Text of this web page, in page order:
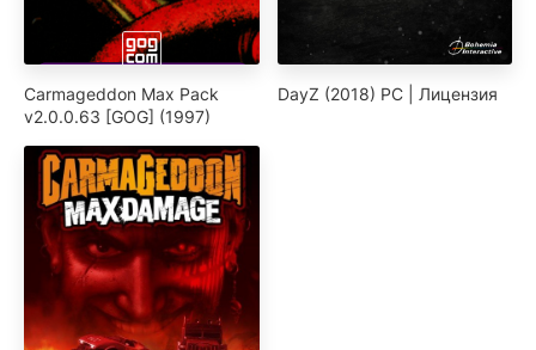
Carmageddon Max Pack
v2.0.0.63 [GOG] (1997)
DayZ (2018) PC | Лицензия